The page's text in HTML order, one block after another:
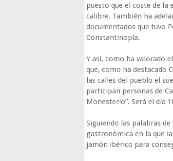
puesto que el coste de la
calibre. También ha
documentados que tuvo
Constantinopla.
Y así, como ha valorado
que, como ha destacado
las calles del pueblo el
participan personas de
Monesterio”. Será el día
Siguiendo las palabras
gastronómica en la que
jamón ibérico para